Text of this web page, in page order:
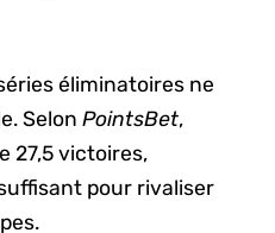
éliminatoires ne
SelonPointsBet,
27,5 victoires,
pour rivaliser